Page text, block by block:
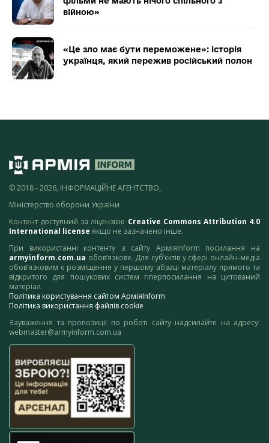
війною»
«Це зло має бути переможене»: історія
українця, який пережив російський полон
© 2018 - 2026, ІНФОРМАЦІЙНЕ АГЕНТСТВО,
Міністерство оборони України
Контент доступний за ліцензією Creative Commons Attribution 4.0
International license якщо не зазначено інше.
При використанні контенту з сайту АрміяInform посилання на
armyinform.com.ua обов’язкове. Для суб’єктів у сфері онлайн-медіа
обов’язковим є розміщення у першому абзаці матеріалу прямого та
відкритого для пошукових систем гіперпосилання на цитований
матеріал.
Політика користування сайтом АрміяInform
Політика використання файлів cookie
Зауваження та пропозиції по роботі сайту надсилайте на адресу:
webmaster@armyinform.com.ua